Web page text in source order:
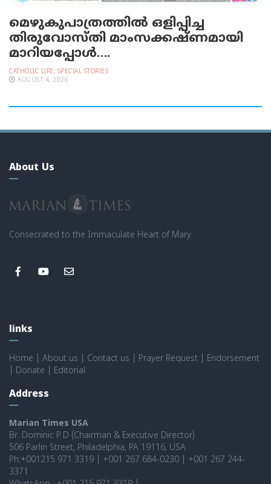
മെഴുകുപാത്രത്തില്‍ ഒളിപ്പിച്ച
തിരുവോസ്തി മാംസക്കഷ്ണമായി
മാറിയപ്പോള്‍….
CATHOLIC LIFE, SPECIAL STORIES
AUGUST 4, 2026
About Us
Consecrated to the Immaculate Heart of Mary
links
Home About us Contact us Prayer Request
Endorsement
Donate Editorial
Address
Marian Times USA
Br. Dominic P.D (Chairman & Executive Director)
506 Parlin Street, Philadelphia, PA 19116, USA
Ph:+001215 971 3319 | +001 267 684-0230 | +001 267 244-
3371